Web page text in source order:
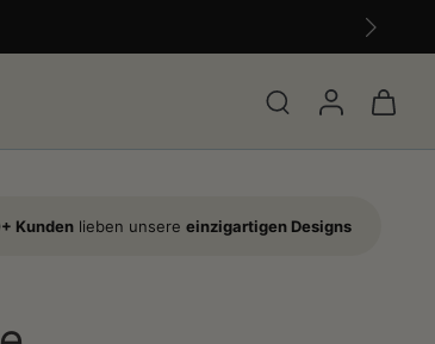
Kunden lieben unsere einzigartigen Designs